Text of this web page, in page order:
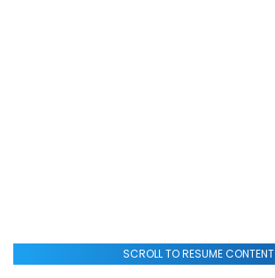
SCROLL TO RESUME CONTENT